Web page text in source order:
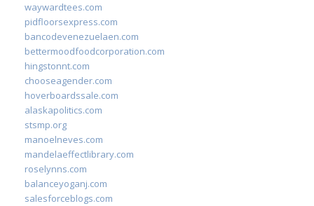
waywardtees.com
pidfloorsexpress.com
bancodevenezuelaen.com
bettermoodfoodcorporation.com
hingstonnt.com
chooseagender.com
hoverboardssale.com
alaskapolitics.com
stsmp.org
manoelneves.com
mandelaeffectlibrary.com
roselynns.com
balanceyoganj.com
salesforceblogs.com